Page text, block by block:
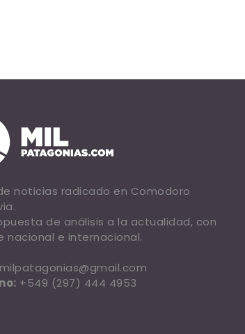
noticias radicado en Comodoro
de análisis a la actualidad, con
nacional e internacional.
milpatagonias@gmail.com
+549 (297) 444 4953